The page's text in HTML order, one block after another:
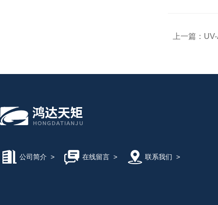
上一篇：
公司简介 > 在线留言> 联系我们 >